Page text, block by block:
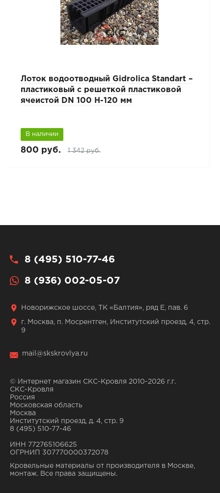
Лоток водоотводный Gidrolica Standart –
пластиковый с решеткой пластиковой
ячеистой DN 100 H-120 мм
В наличии
800 руб. 1 342 руб.
8 (495) 510-77-46
8 (936) 002-05-07
Новорижское шоссе, ТК «Балтия», ряд Е, пав. 6
г. Москва, п. Мосрентген, Институтский проезд, 4, стр.
9
mail@skskrovlya.ru
© Интернет магазин СКС-Кровля 2010-2026 г.г.
СКС-Кровля
Россия
Московская область
Москва
Институтский проезд, д. 4, стр. 9
8 (495) 510-77-46
ИНН 772765106625
ОГРНИП 307770000372078
Кровельные материалы от производителя в Москве,
монтаж. Все права защищены.